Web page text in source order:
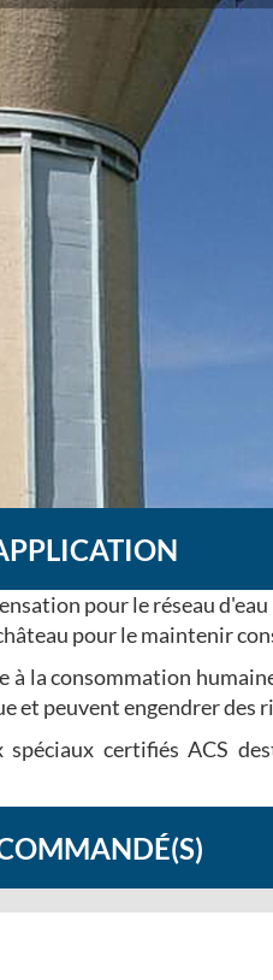
pour le réseau
pour le maintenir
la consommation
peuvent engendrer des
certifiés ACS